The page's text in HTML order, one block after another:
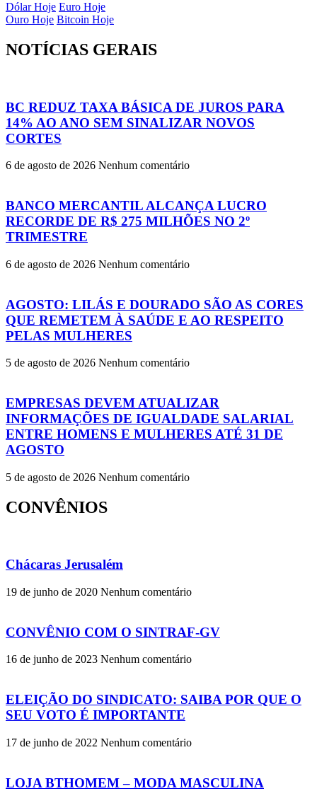
Dólar Hoje Euro Hoje
Ouro Hoje Bitcoin Hoje
NOTÍCIAS GERAIS
BC REDUZ TAXA BÁSICA DE JUROS PARA
14% AO ANO SEM SINALIZAR NOVOS
CORTES
6 de agosto de 2026 Nenhum comentário
BANCO MERCANTIL ALCANÇA LUCRO
RECORDE DE R$ 275 MILHÕES NO 2º
TRIMESTRE
6 de agosto de 2026 Nenhum comentário
AGOSTO: LILÁS E DOURADO SÃO AS CORES
QUE REMETEM À SAÚDE E AO RESPEITO
PELAS MULHERES
5 de agosto de 2026 Nenhum comentário
EMPRESAS DEVEM ATUALIZAR
INFORMAÇÕES DE IGUALDADE SALARIAL
ENTRE HOMENS E MULHERES ATÉ 31 DE
AGOSTO
5 de agosto de 2026 Nenhum comentário
CONVÊNIOS
Chácaras Jerusalém
19 de junho de 2020 Nenhum comentário
CONVÊNIO COM O SINTRAF-GV
16 de junho de 2023 Nenhum comentário
ELEIÇÃO DO SINDICATO: SAIBA POR QUE O
SEU VOTO É IMPORTANTE
17 de junho de 2022 Nenhum comentário
LOJA BTHOMEM – MODA MASCULINA